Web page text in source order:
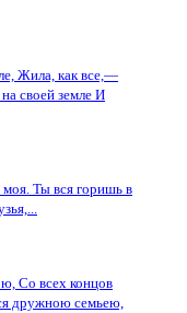
Жила, как все,—
своей земле И
моя. Ты вся горишь в
Со всех концов
дружною семьею,